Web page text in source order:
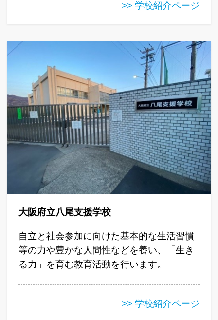
>> 学校紹介ページ
大阪府立八尾支援学校
自立と社会参加に向けた基本的な生活習慣
等の力や豊かな人間性などを養い、「生き
る力」を育む教育活動を行います。
>> 学校紹介ページ